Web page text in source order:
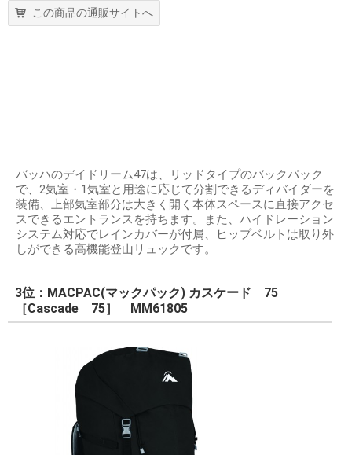
この商品の通販サイトへ
バッハのデイドリーム47は、リッドタイプのバックパック
で、2気室・1気室と用途に応じて分割できるディバイダーを
装備、上部気室部分は大きく開く本体スペースに直接アクセ
スできるエントランスを持ちます。また、ハイドレーション
システム対応でレインカバーが付属、ヒップベルトは取り外
しができる高機能登山リュックです。
3位：MACPAC(マックパック) カスケード 75
［Cascade 75］ MM61805